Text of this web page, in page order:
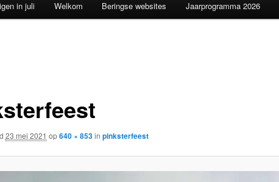
in juli Welkom Beringse websites Jaarprogramma 2026
23 mei 2021 op640 × 853in pinksterfeest